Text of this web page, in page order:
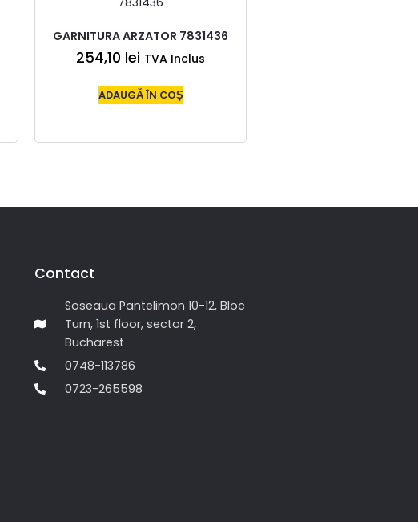
GARNITURA ARZATOR 7831436
254,10 lei TVA Inclus
ADAUGĂ ÎN COȘ
Contact
Soseaua Pantelimon 10-12, Bloc
Turn, 1st floor, sector 2,
Bucharest
0748-113786
0723-265598